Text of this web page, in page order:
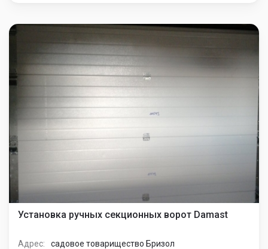
Установка ручных секционных ворот Damast
Адрес:
садовое товарищество Бризол